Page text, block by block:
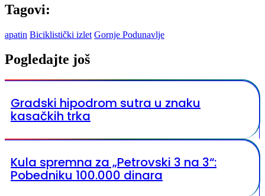
Tagovi:
apatin Biciklistički izlet Gornje Podunavlje
Pogledajte još
Gradski hipodrom sutra u znaku
kasačkih trka
Kula spremna za „Petrovski 3 na 3“:
Pobedniku 100.000 dinara